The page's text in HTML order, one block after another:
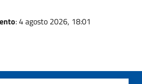
: 4 agosto 2026, 18:01